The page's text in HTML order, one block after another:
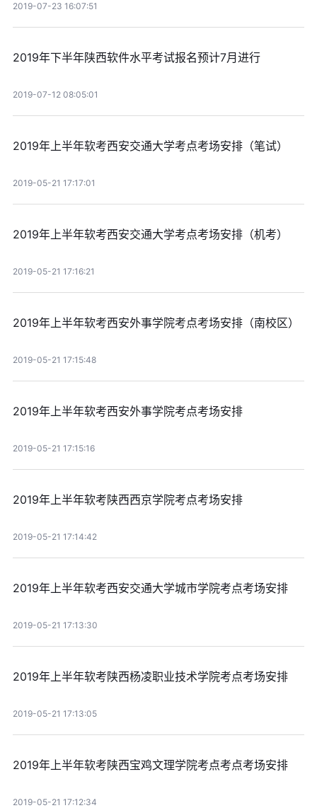
2019-07-23 16:07:51
2019年下半年陕西软件水平考试报名预计7月进行
2019-07-12 08:05:01
2019年上半年软考西安交通大学考点考场安排（笔试）
2019-05-21 17:17:01
2019年上半年软考西安交通大学考点考场安排（机考）
2019-05-21 17:16:21
2019年上半年软考西安外事学院考点考场安排（南校区）
2019-05-21 17:15:48
2019年上半年软考西安外事学院考点考场安排
2019-05-21 17:15:16
2019年上半年软考陕西西京学院考点考场安排
2019-05-21 17:14:42
2019年上半年软考西安交通大学城市学院考点考场安排
2019-05-21 17:13:30
2019年上半年软考陕西杨凌职业技术学院考点考场安排
2019-05-21 17:13:05
2019年上半年软考陕西宝鸡文理学院考点考点考场安排
2019-05-21 17:12:34